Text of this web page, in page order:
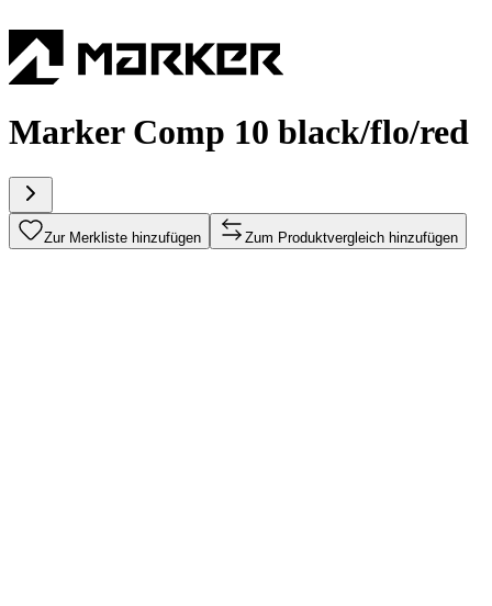
Marker Comp 10 black/flo/red
Zur Merkliste hinzufügen Zum Produktvergleich hinzufügen